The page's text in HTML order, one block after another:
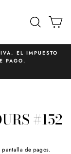
EL IMPUESTO
PAGO.
#152
de pagos.